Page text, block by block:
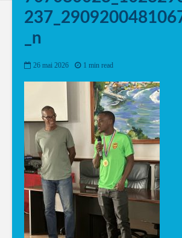
_n
26 mai 2026 1 min read